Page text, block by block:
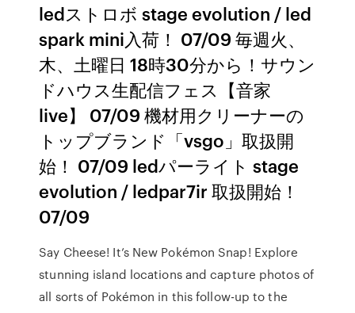
ledストロボ stage evolution / led
spark mini入荷！ 07/09 毎週火、
木、土曜日 18時30分から！サウン
ドハウス生配信フェス【音家
live】 07/09 機材用クリーナーの
トップブランド「vsgo」取扱開
始！ 07/09 ledパーライト stage
evolution / ledpar7ir 取扱開始！
07/09
Say Cheese! It’s New Pokémon Snap! Explore
stunning island locations and capture photos of
all sorts of Pokémon in this follow-up to the